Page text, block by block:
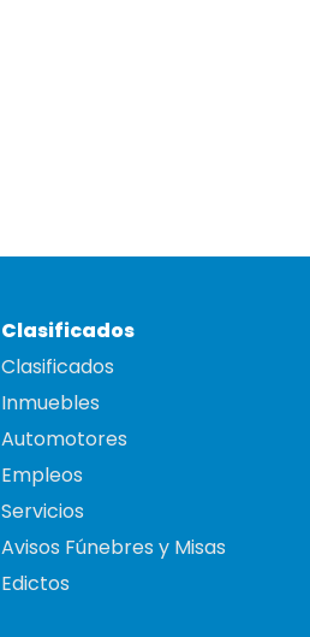
Clasificados
Clasificados
Inmuebles
Automotores
Empleos
Servicios
Avisos Fúnebres y Misas
Edictos